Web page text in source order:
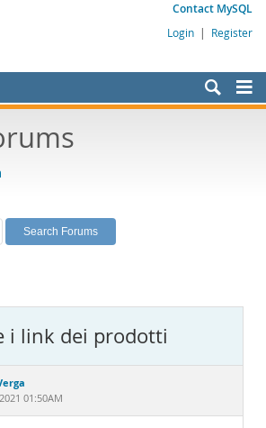
Contact MySQL
Login | Register
i link dei prodotti
01:50AM